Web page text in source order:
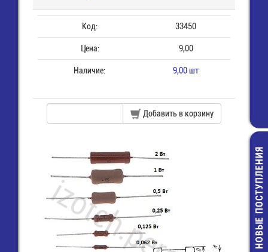
Кварц-24000
7T(TSX-3225)
НОВЫЕ ПОСТУПЛЕНИЯ
Код: 33450
Цена: 9,00
Наличие: 9,00 шт
Добавить в корзину